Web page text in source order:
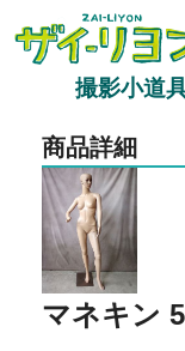
撮影小道
商品詳細
マネキン